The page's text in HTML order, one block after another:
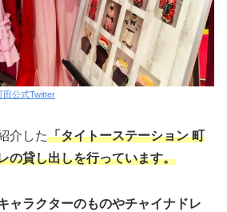
田公式Twitter
介した「タイトーステーション 町
の貸し出しを行っています。
ャラクターのものやチャイナドレ